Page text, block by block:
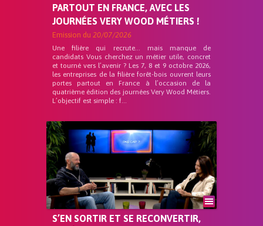
PARTOUT EN FRANCE, AVEC LES
JOURNÉES VERY WOOD MÉTIERS !
Emission du 20/07/2026
Une filière qui recrute… mais manque de
candidats Vous cherchez un métier utile, concret
et tourné vers l’avenir ? Les 7, 8 et 9 octobre 2026,
les entreprises de la filière forêt-bois ouvrent leurs
portes partout en France à l’occasion de la
quatrième édition des journées Very Wood Métiers.
L’objectif est simple : f...
S’EN SORTIR ET SE RECONVERTIR,